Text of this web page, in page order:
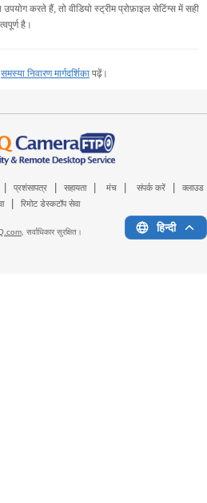
करते हैं, तो वीडियो स्ट्रीम प्रोफ़ाइल सेटिंग्स में सही
है।
समस्या निवारण मार्गदर्शिका पढ़ें।
प्रशंसापत्र सहायता मंच संपर्क करें
क्लाउड
रिमोट डेस्कटॉप सेवा
, सर्वाधिकार सुरक्षित। हिन्दी